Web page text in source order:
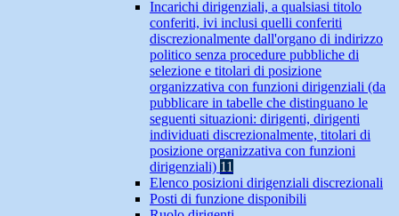
Incarichi dirigenziali, a qualsiasi titolo
conferiti, ivi inclusi quelli conferiti
discrezionalmente dall'organo di indirizzo
politico senza procedure pubbliche di
selezione e titolari di posizione
organizzativa con funzioni dirigenziali (da
pubblicare in tabelle che distinguano le
seguenti situazioni: dirigenti, dirigenti
individuati discrezionalmente, titolari di
posizione organizzativa con funzioni
dirigenziali) 11
Elenco posizioni dirigenziali discrezionali
Posti di funzione disponibili